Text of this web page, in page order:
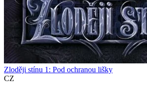
Zloději stínu 1: Pod ochranou lišky
CZ